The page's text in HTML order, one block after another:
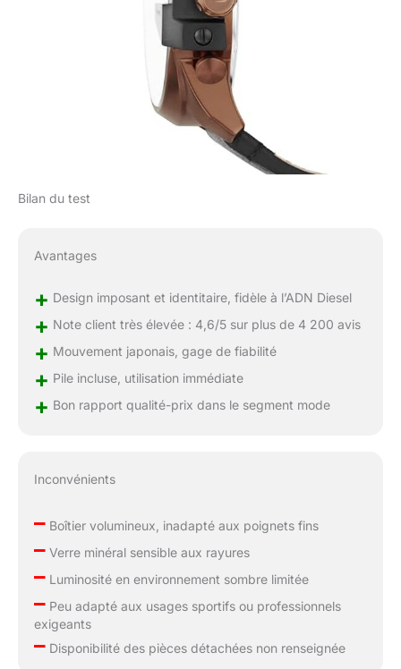
Bilan du test
Avantages
+ Design imposant et identitaire, fidèle à l’ADN Diesel
+ Note client très élevée : 4,6/5 sur plus de 4 200 avis
+ Mouvement japonais, gage de fiabilité
+ Pile incluse, utilisation immédiate
+ Bon rapport qualité-prix dans le segment mode
Inconvénients
–Boîtier volumineux, inadapté aux poignets fins
–Verre minéral sensible aux rayures
–Luminosité en environnement sombre limitée
–Peu adapté aux usages sportifs ou professionnels
exigeants
–Disponibilité des pièces détachées non renseignée